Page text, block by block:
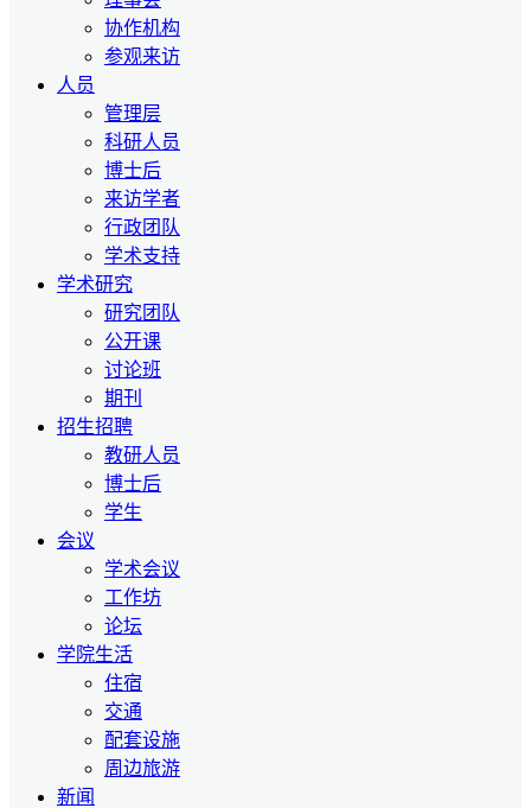
协作机构
参观来访
人员
管理层
科研人员
博士后
来访学者
行政团队
学术支持
学术研究
研究团队
公开课
讨论班
期刊
招生招聘
教研人员
博士后
学生
会议
学术会议
工作坊
论坛
学院生活
住宿
交通
配套设施
周边旅游
新闻